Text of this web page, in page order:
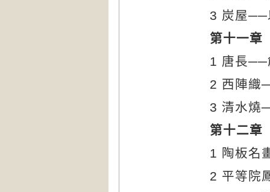
3 炭屋──
第十一章
1 唐長──
2 西陣織
3 清水燒
第十二章
1 陶板名
2 平等院